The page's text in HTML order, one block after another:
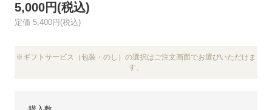
5,000円(税込)
定価 5,400円(税込)
※ギフトサービス（包装・のし）の選択はご注文画面でお選びいただけま
す。